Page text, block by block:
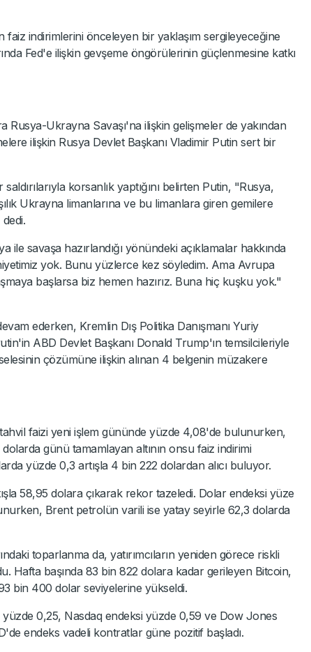
faiz indirimlerini önceleyen bir yaklaşım sergileyeceğine
Fed'e ilişkin gevşeme öngörülerinin güçlenmesine katkı
Rusya-Ukrayna Savaşı'na ilişkin gelişmeler de yakından
ilişkin Rusya Devlet Başkanı Vladimir Putin sert bir
korsanlık yaptığını belirten Putin, "Rusya,
Ukrayna limanlarına ve bu limanlara giren gemilere
dedi.
ile savaşa hazırlandığı yönündeki açıklamalar hakkında
yok. Bunu yüzlerce kez söyledim. Ama Avrupa
başlarsa biz hemen hazırız. Buna hiç kuşku yok."
ederken, Kremlin Dış Politika Danışmanı Yuriy
ABD Devlet Başkanı Donald Trump'ın temsilcileriyle
çözümüne ilişkin alınan 4 belgenin müzakere
faizi yeni işlem gününde yüzde 4,08'de bulunurken,
günü tamamlayan altının onsu faiz indirimi
yüzde 0,3 artışla 4 bin 222 dolardan alıcı buluyor.
58,95 dolara çıkarak rekor tazeledi. Dolar endeksi yüze
Brent petrolün varili ise yatay seyirle 62,3 dolarda
toparlanma da, yatırımcıların yeniden görece riskli
Hafta başında 83 bin 822 dolara kadar gerileyen Bitcoin,
bin 400 dolar seviyelerine yükseldi.
0,25, Nasdaq endeksi yüzde 0,59 ve Dow Jones
endeks vadeli kontratlar güne pozitif başladı.